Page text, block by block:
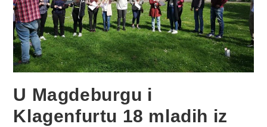
U Magdeburgu i
Klagenfurtu 18 mladih iz